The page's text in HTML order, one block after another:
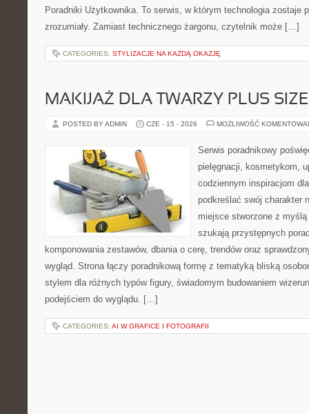
Poradniki Użytkownika. To serwis, w którym technologia zostaje
zrozumiały. Zamiast technicznego żargonu, czytelnik może […]
CATEGORIES: STYLIZACJE NA KAŻDĄ OKAZJĘ
MAKIJAŻ DLA TWARZY PLUS SIZE
POSTED BY ADMIN CZE - 15 - 2026 MOŻLIWOŚĆ
Serwis poradnikowy
pielęgnacji, kosmetykom,
codziennym inspiracjom
podkreślać swój charakter
miejsce stworzone z
szukają przystępnych
komponowania zestawów, dbania o cerę, trendów oraz
wygląd. Strona łączy poradnikową formę z tematyką bliską
stylem dla różnych typów figury, świadomym budowaniem
podejściem do wyglądu. […]
CATEGORIES: AI W GRAFICE I FOTOGRAFII